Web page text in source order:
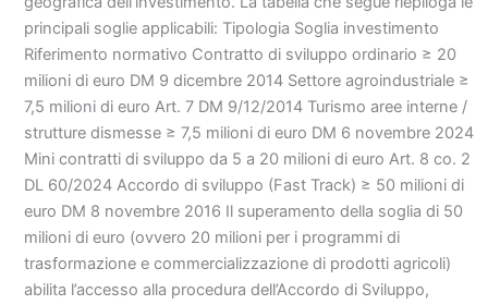
principali soglie applicabili: Tipologia Soglia investimento
Riferimento normativo Contratto di sviluppo ordinario ≥ 20
milioni di euro DM 9 dicembre 2014 Settore agroindustriale ≥
7,5 milioni di euro Art. 7 DM 9/12/2014 Turismo aree interne /
strutture dismesse ≥ 7,5 milioni di euro DM 6 novembre 2024
Mini contratti di sviluppo da 5 a 20 milioni di euro Art. 8 co. 2
DL 60/2024 Accordo di sviluppo (Fast Track) ≥ 50 milioni di
euro DM 8 novembre 2016 Il superamento della soglia di 50
milioni di euro (ovvero 20 milioni per i programmi di
trasformazione e commercializzazione di prodotti agricoli)
abilita l’accesso alla procedura dell’Accordo di Sviluppo,